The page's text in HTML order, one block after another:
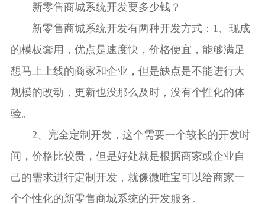
新零售商城系统开发要多少钱？
新零售商城系统开发有两种开发方式：1、现成
的模板套用，优点是速度快，价格便宜，能够满足
想马上上线的商家和企业，但是缺点是不能进行大
规模的改动，更新也没那么及时，没有个性化的体
验。
2、完全定制开发，这个需要一个较长的开发时
间，价格比较贵，但是好处就是根据商家或企业自
己的需求进行定制开发，就像微唯宝可以给商家一
个个性化的新零售商城系统的开发服务。